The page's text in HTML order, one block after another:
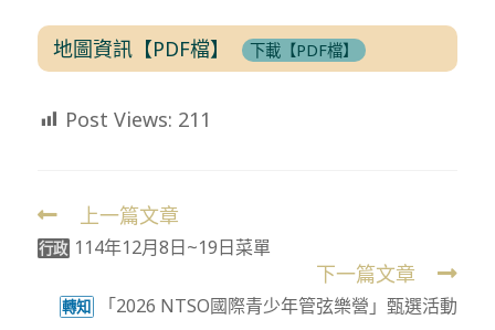
地圖資訊【PDF檔】 下載【PDF檔】
Post Views: 211
Read
more
上一篇文章
行政 114年12月8日~19日菜單
下一篇文章
轉知 「2026 NTSO國際青少年管弦樂營」甄選活動